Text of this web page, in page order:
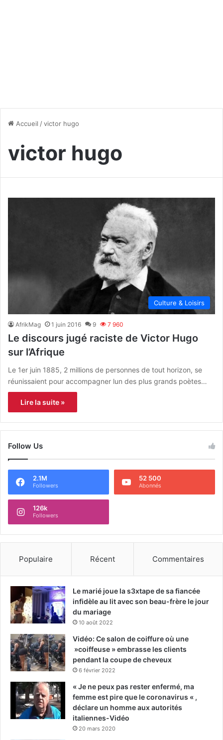
Accueil /victor hugo
victor hugo
Culture & Loisirs
AfrikMag 1 juin 2016 9 7 960
Le discours jugé raciste de Victor Hugo
sur l’Afrique
Le 1er juin 1885, 2 millions de personnes de tout horizon, se
réunissaient pour accompagner lun des plus grands poètes…
Lire la suite »
Follow Us
2.1M
Followers
52 500
Abonnés
126k
Followers
Populaire Récent Commentaires
Le marié joue la s3xtape de sa fiancée
infidèle au lit avec son beau-frère le jour
du mariage
10 août 2022
Vidéo: Ce salon de coiffure où une
»coiffeuse » embrasse les clients
pendant la coupe de cheveux
6 février 2022
« Je ne peux pas rester enfermé, ma
femme est pire que le coronavirus « ,
déclare un homme aux autorités
italiennes-Vidéo
20 mars 2020